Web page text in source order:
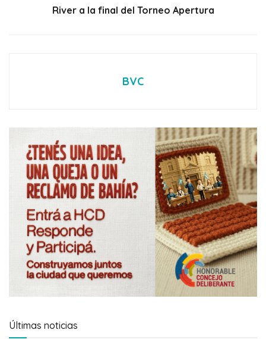
River a la final del Torneo Apertura
BVC
Últimas noticias